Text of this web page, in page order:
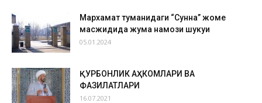
Мархамат туманидаги “Сунна” жоме
масжидида жума намози шукуҳи
05.01.2024
ҚУРБОНЛИК АҲКОМЛАРИ ВА
ФАЗИЛАТЛАРИ
16.07.2021